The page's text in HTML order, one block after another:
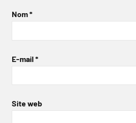
Nom*
E-mail *
Site web